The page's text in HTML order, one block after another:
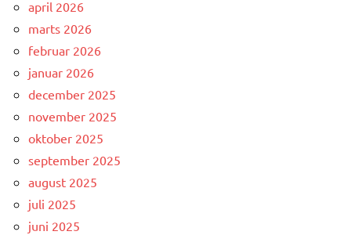
april 2026
marts 2026
februar 2026
januar 2026
december 2025
november 2025
oktober 2025
september 2025
august 2025
juli 2025
juni 2025